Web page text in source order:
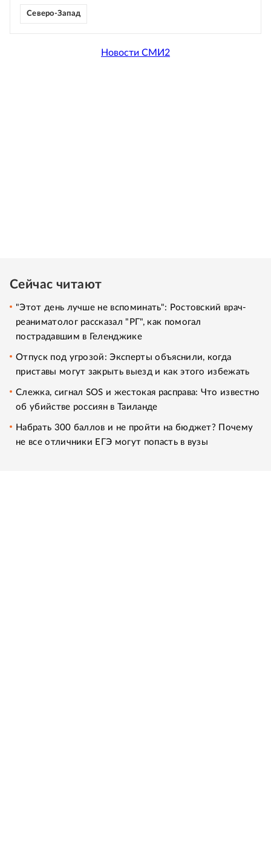
Северо-Запад
Новости СМИ2
Сейчас читают
"Этот день лучше не вспоминать": Ростовский врач-
реаниматолог рассказал "РГ", как помогал
пострадавшим в Геленджике
Отпуск под угрозой: Эксперты объяснили, когда
приставы могут закрыть выезд и как этого избежать
Слежка, сигнал SOS и жестокая расправа: Что известно
об убийстве россиян в Таиланде
Набрать 300 баллов и не пройти на бюджет? Почему
не все отличники ЕГЭ могут попасть в вузы